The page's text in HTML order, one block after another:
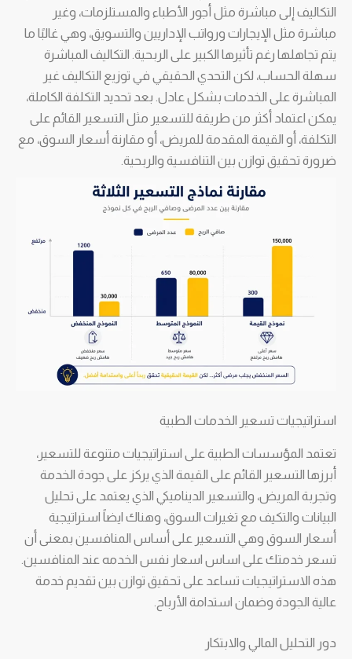
التكاليف إلى مباشرة مثل أجور الأطباء والمستلزمات، وغير
مباشرة مثل الإيجارات ورواتب الإداريين والتسويق، وهي غالبًا ما
يتم تجاهلها رغم تأثيرها الكبير على الربحية. التكاليف المباشرة
سهلة الحساب، لكن التحدي الحقيقي في توزيع التكاليف غير
المباشرة على الخدمات بشكل عادل. بعد تحديد التكلفة الكاملة،
يمكن اعتماد أكثر من طريقة للتسعير مثل التسعير القائم على
التكلفة، أو القيمة المقدمة للمريض، أو مقارنة أسعار السوق، مع
ضرورة تحقيق توازن بين التنافسية والربحية.
استراتيجيات تسعير الخدمات الطبية
تعتمد المؤسسات الطبية على استراتيجيات متنوعة للتسعير،
أبرزها التسعير القائم على القيمة الذي يركز على جودة الخدمة
وتجربة المريض، والتسعير الديناميكي الذي يعتمد على تحليل
البيانات والتكيف مع تغيرات السوق، وهناك ايضاً استراتيجية
أسعار السوق وهي التسعير على أساس المنافسين بمعنى أن
تسعر خدمتك على اساس اسعار نفس الخدمه عند المنافسين.
هذه الاستراتيجيات تساعد على تحقيق توازن بين تقديم خدمة
عالية الجودة وضمان استدامة الأرباح.
دور التحليل المالي والابتكار